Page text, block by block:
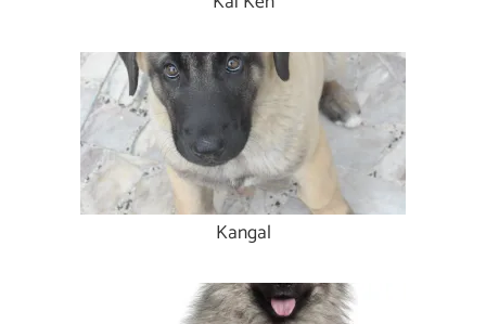
Kangal